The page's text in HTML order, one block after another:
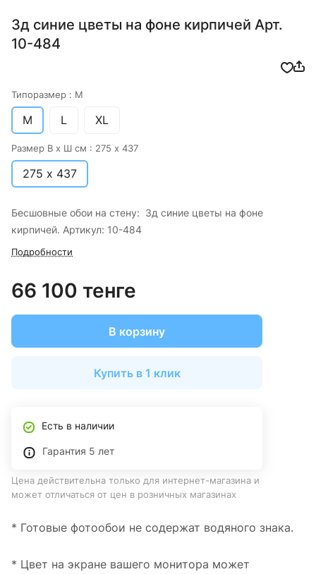
3д синие цветы на фоне кирпичей Арт.
10-484
Типоразмер : M
M L XL
Размер В х Ш см : 275 х 437
275 х 437
Бесшовные обои на стену: 3д синие цветы на фоне
кирпичей. Артикул: 10-484
Подробности
66 100 тенге
В корзину
Купить в 1 клик
Есть в наличии
Гарантия 5 лет
Цена действительна только для интернет-магазина и
может отличаться от цен в розничных магазинах
* Готовые фотообои не содержат водяного знака.
* Цвет на экране вашего монитора может